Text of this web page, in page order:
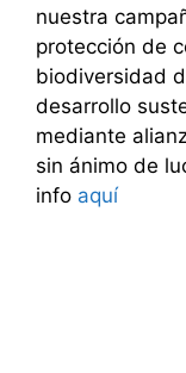
nuestra
protección de
biodiversidad
desarrollo
mediante
sin ánimo de
info aquí